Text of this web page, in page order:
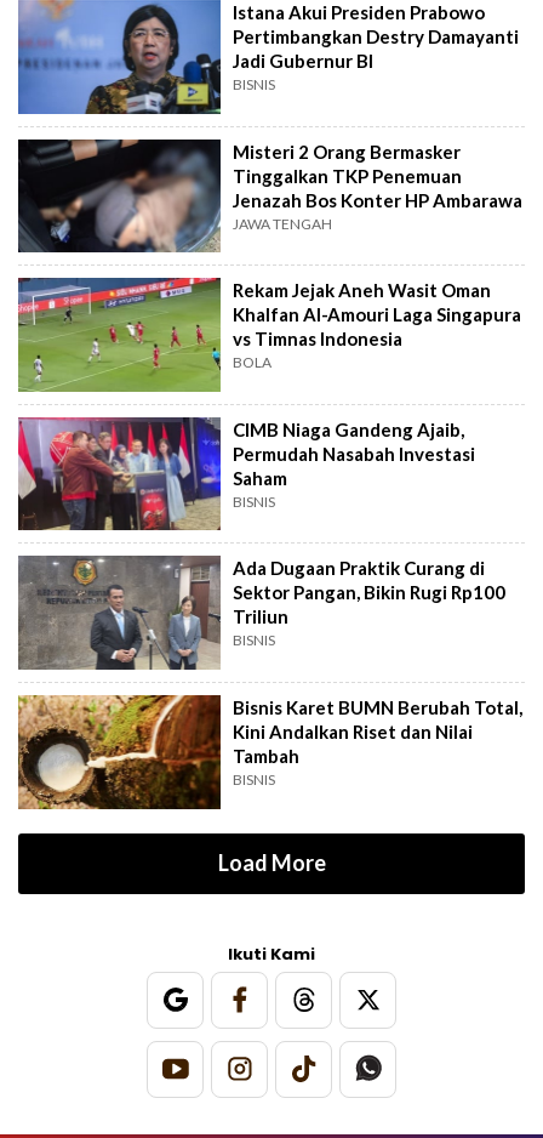
Istana Akui Presiden Prabowo
Pertimbangkan Destry Damayanti
Jadi Gubernur BI
BISNIS
Misteri 2 Orang Bermasker
Tinggalkan TKP Penemuan
Jenazah Bos Konter HP Ambarawa
JAWA TENGAH
Rekam Jejak Aneh Wasit Oman
Khalfan Al-Amouri Laga Singapura
vs Timnas Indonesia
BOLA
CIMB Niaga Gandeng Ajaib,
Permudah Nasabah Investasi
Saham
BISNIS
Ada Dugaan Praktik Curang di
Sektor Pangan, Bikin Rugi Rp100
Triliun
BISNIS
Bisnis Karet BUMN Berubah Total,
Kini Andalkan Riset dan Nilai
Tambah
BISNIS
Load More
Ikuti Kami